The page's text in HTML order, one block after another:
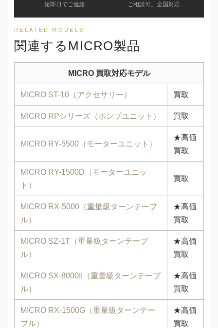
短即日でご連絡
ご相談可。全国対応
RELATED MODELS
関連するMICRO製品
MICRO 買取対応モデル
MICRO ST-10（アクセサリー） 買取
MICRO RPシリーズ（ポンプユニット） 買取
MICRO RY-5500（モーターユニット）
★高価
買取
MICRO RY-1500D（モーターユニッ
ト）
買取
MICRO RX-5000（重量級ターンテーブ
ル）
★高価
買取
MICRO SZ-1T（重量級ターンテーブ
ル）
★高価
買取
MICRO SX-8000II（重量級ターンテーブ
ル）
★高価
買取
MICRO RX-1500G（重量級ターンテー
ブル）
★高価
買取